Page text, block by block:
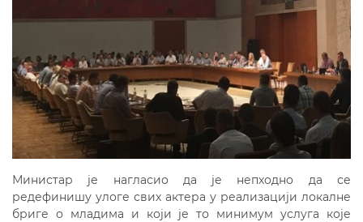
Министар је нагласио да је непходно да се
редефинишу улоге свих актера у реализацији локалне
бриге о младима и који је то минимум услуга које